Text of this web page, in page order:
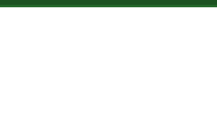
Skip to main content